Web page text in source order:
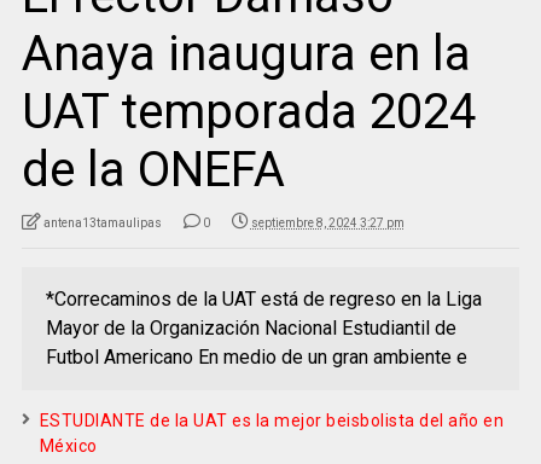
Anaya inaugura en la
UAT temporada 2024
de la ONEFA
antena13tamaulipas 0 septiembre 8, 2024 3:27 pm
*Correcaminos de la UAT está de regreso en la Liga
Mayor de la Organización Nacional Estudiantil de
Futbol Americano En medio de un gran ambiente e
ESTUDIANTE de la UAT es la mejor beisbolista del año en
México